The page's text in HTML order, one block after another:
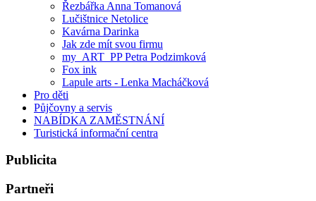
Řezbářka Anna Tomanová
Lučištnice Netolice
Kavárna Darinka
Jak zde mít svou firmu
my_ART_PP Petra Podzimková
Fox ink
Lapule arts - Lenka Macháčková
Pro děti
Půjčovny a servis
NABÍDKA ZAMĚSTNÁNÍ
Turistická informační centra
Publicita
Partneři